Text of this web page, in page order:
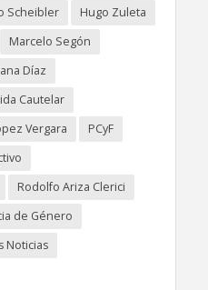
Scheibler
Hugo Zuleta
Marcelo Segón
Díaz
Cautelar
Vergara
PCyF
Rodolfo Ariza Clerici
de Género
Noticias